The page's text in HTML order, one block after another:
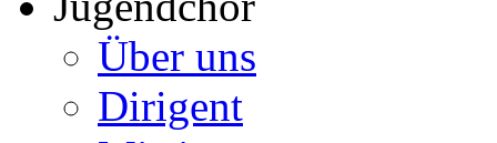
Über uns
Dirigent